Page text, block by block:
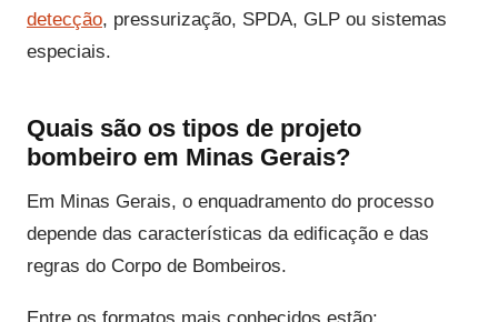
detecção, pressurização, SPDA, GLP ou sistemas
especiais.
Quais são os tipos de projeto
bombeiro em Minas Gerais?
Em Minas Gerais, o enquadramento do processo
depende das características da edificação e das
regras do Corpo de Bombeiros.